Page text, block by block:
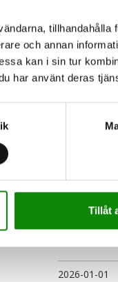
tillhandahålla
och annan
kan i sin tur
har använt deras
Tillåt
Idag är
Idag, 18
årlig
2026-02-25
Så här
Undrar du
glas,
LÄS MER
2026-01-01